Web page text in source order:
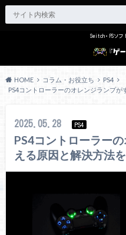
Switch・PSソ
HOME コラム・お役立ち
PS4
PS4コントローラーのオレンジランプ
2025.05.28 PS4
PS4コントローラー
える原因と解決方法